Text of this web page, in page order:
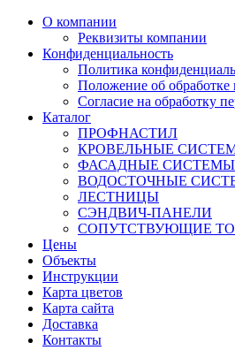
О компании
Реквизиты компании
Конфиденциальность
Политика
Положение об
Согласие на обработку
Каталог
ПРОФНАСТИЛ
КРОВЕЛЬНЫЕ
ФАСАДНЫЕ СИСТЕМЫ
ВОДОСТОЧНЫЕ
ЛЕСТНИЦЫ
СЭНДВИЧ-ПАНЕЛИ
СОПУТСТВУЮЩИЕ
Цены
Объекты
Инструкции
Карта цветов
Карта сайта
Доставка
Контакты